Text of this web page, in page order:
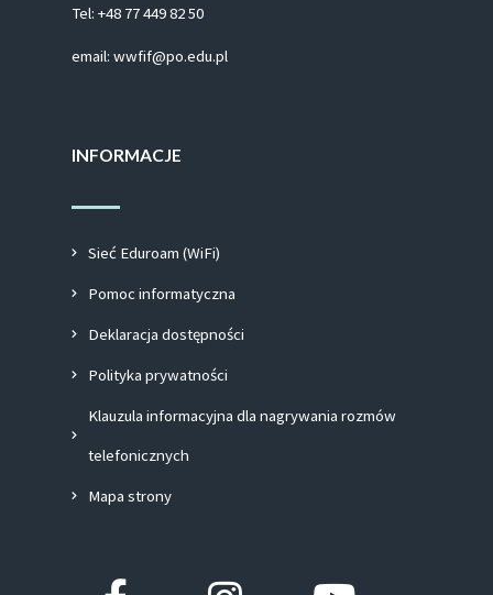
Tel: +48 77 449 82 50
email: wwfif@po.edu.pl
INFORMACJE
Sieć Eduroam (WiFi)
Pomoc informatyczna
Deklaracja dostępności
Polityka prywatności
Klauzula informacyjna dla nagrywania rozmów
telefonicznych
Mapa strony